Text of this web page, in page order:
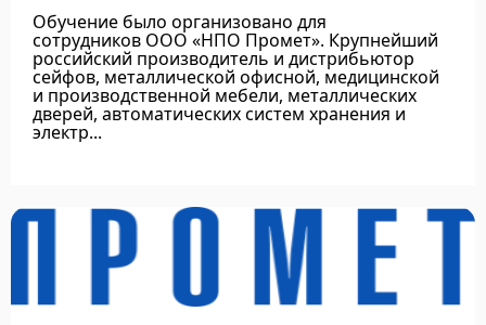
Обучение было организовано для
сотрудников ООО «НПО Промет». Крупнейший
российский производитель и дистрибьютор
сейфов, металлической офисной, медицинской
и производственной мебели, металлических
дверей, автоматических систем хранения и
электр...
Подробнее